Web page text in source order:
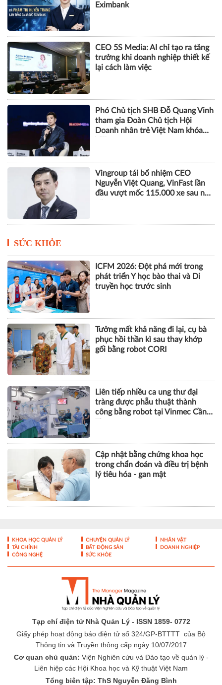
Eximbank
CEO 5S Media: AI chỉ tạo ra tăng
trưởng khi doanh nghiệp thiết kế
lại cách làm việc
Phó Chủ tịch SHB Đỗ Quang Vinh
tham gia Đoàn Chủ tịch Hội
Doanh nhân trẻ Việt Nam khóa
Vingroup tái bổ nhiệm CEO
Nguyễn Việt Quang, VinFast lần
đầu vượt mốc 115.000 xe sau nửa
SỨC KHỎE
ICFM 2026: Đột phá mới trong
phát triển Y học bào thai và Di
truyền học trước sinh
Tưởng mất khả năng đi lại, cụ bà
phục hồi thần kì sau thay khớp
gối bằng robot CORI
Liên tiếp nhiều ca ung thư đại
tràng được phẫu thuật thành
công bằng robot tại Vinmec Cần
Cập nhật bằng chứng khoa học
trong chẩn đoán và điều trị bệnh
lý tiêu hóa - gan mật
KHOA HỌC QUẢN LÝ CHUYỆN QUẢN LÝ
NHÂN VẬT
TÀI CHÍNH
BẤT ĐỘNG SẢN
DOANH NGHIỆP
CÔNG NGHỆ
SỨC KHỎE
Tạp chí điện tử Nhà Quản Lý - ISSN 1859- 0772
Giấy phép hoạt động báo điện tử số 324/GP-BTTTT của Bộ
Thông tin và Truyền thông cấp ngày 10/07/2017
Cơ quan chủ quản: Viện Nghiên cứu và Đào tạo về quản lý -
Liên hiệp các Hội Khoa học và Kỹ thuật Việt Nam
Tổng biên tập: ThS Nguyễn Đăng Bình